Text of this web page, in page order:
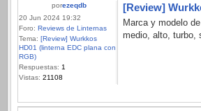
porezeqdb
20 Jun 2024 19:32
Foro: Reviews de Linternas
Tema: [Review] Wurkkos
HD01 (linterna EDC plana con
RGB)
Respuestas: 1
Vistas: 21108
[Review]
Marca y modelo
medio, alto, turbo,